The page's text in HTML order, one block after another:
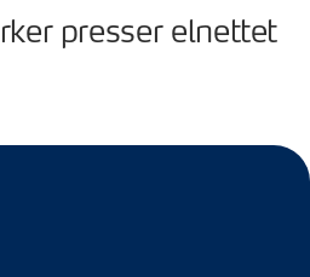
presser elnettet